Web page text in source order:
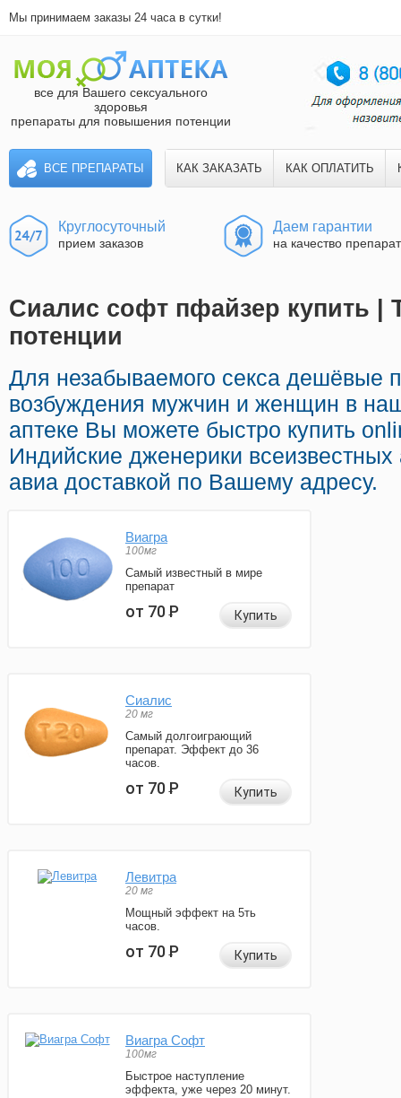
Мы принимаем заказы 24 часа в сутки!
все для Вашего сексуального
здоровья
препараты для повышения потенции
ВСЕ ПРЕПАРАТЫ КАК ЗАКАЗАТЬ КАК ОПЛАТИТЬ
Круглосуточный
прием заказов
Даем гарантии
на качество
Сиалис софт пфайзер купить |
потенции
Для незабываемого секса дешёвые
возбуждения мужчин и женщин в
аптеке Вы можете быстро купить
Индийские дженерики
авиа доставкой по Вашему адресу.
Виагра
100мг
Самый известный в мире
препарат
от 70Р Купить
Сиалис
20 мг
Самый долгоиграющий
препарат. Эффект до 36
часов.
от 70Р Купить
Левитра
20 мг
Мощный эффект на 5ть
часов.
от 70Р Купить
Виагра Софт
100мг
Быстрое наступление
эффекта, уже через 20 минут.